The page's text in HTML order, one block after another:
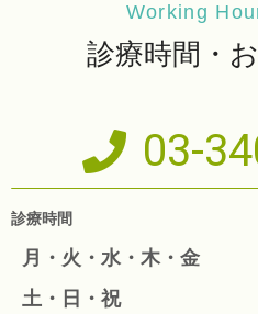
Working
診療時間・
03-
診療時間
月・火・水・木・金
土・日・祝